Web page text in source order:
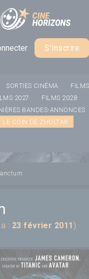
S'inscrire
SORTIES CINÉMA
2027
FILMS 2028
BANDES-ANNONCES
LE COIN DE ZHOLTAR
: 23 février 2011)
cookies